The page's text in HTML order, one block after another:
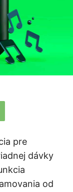
pre
dávky
od